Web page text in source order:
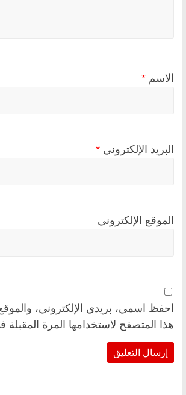
الاسم *
البريد الإلكتروني *
الموقع الإلكتروني
احفظ اسمي، بريدي الإلكتروني،
هذا المتصفح لاستخدامها المرة المقبلة